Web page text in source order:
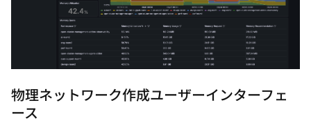
物理ネットワーク作成ユーザーインターフェ
ース